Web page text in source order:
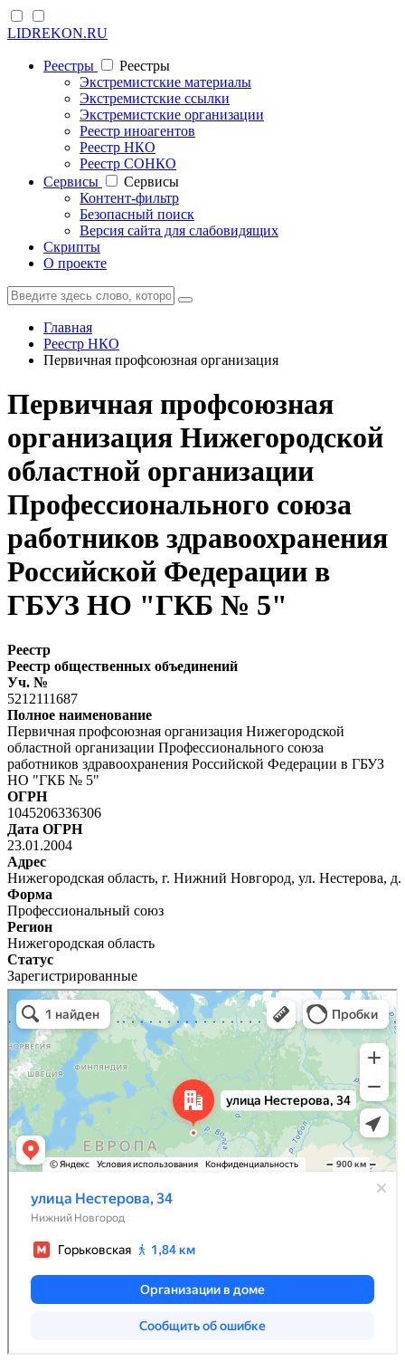
LIDREKON.RU
Реестры
Реестры
Экстремистские материалы
Экстремистские ссылки
Экстремистские организации
Реестр иноагентов
Реестр НКО
Реестр СОНКО
Cервисы
Cервисы
Контент-фильтр
Безопасный поиск
Версия сайта для слабовидящих
Скрипты
О проекте
Главная
Реестр НКО
Первичная профсоюзная организация
Первичная профсоюзная
организация Нижегородской
областной организации
Профессионального союза
работников здравоохранения
Российской Федерации в
ГБУЗ НО "ГКБ № 5"
Реестр
Реестр общественных объединений
Уч. №
5212111687
Полное наименование
Первичная профсоюзная организация Нижегородской
областной организации Профессионального союза
работников здравоохранения Российской Федерации в ГБУЗ
НО "ГКБ № 5"
ОГРН
1045206336306
Дата ОГРН
23.01.2004
Адрес
Нижегородская область, г. Нижний Новгород, ул. Нестерова, д.
Форма
Профессиональный союз
Регион
Нижегородская область
Статус
Зарегистрированные